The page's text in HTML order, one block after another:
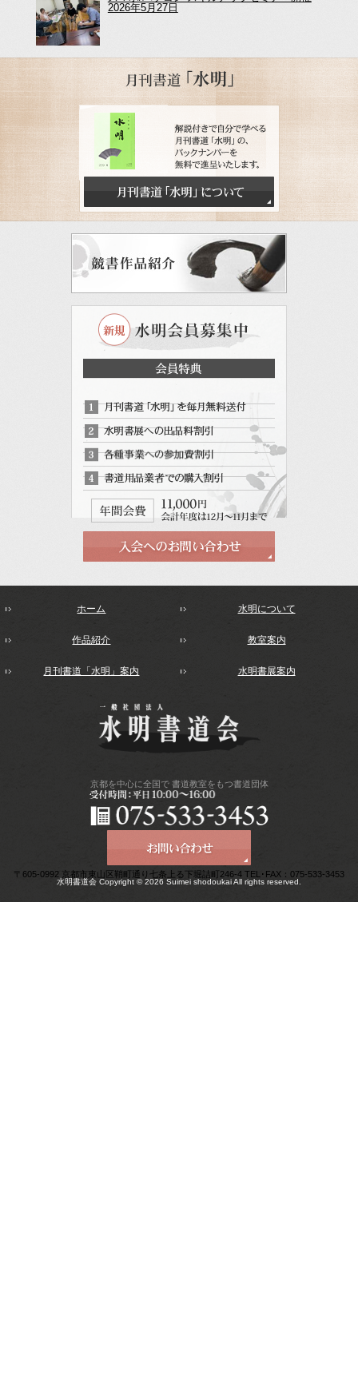
2026年5月27日
ホーム 水明について
作品紹介 教室案内
月刊書道「水明」案内 水明書展案内
京都を中心に全国で書道教室をもつ書道団体
〒605-0992 京都市東山区鞘町通り七条上る下堀詰町246-4 TEL･FAX：075-533-3453
水明書道会 Copyright © 2026 Suimei shodoukai All rights reserved.